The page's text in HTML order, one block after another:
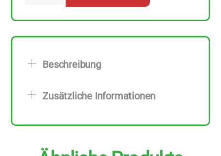
Gewürzblüten
zu
g
Beschreibung
Zusätzliche Informationen